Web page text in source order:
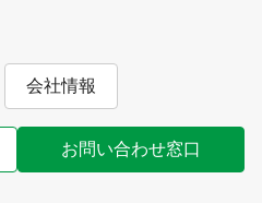
会社情報
お問い合わせ窓口